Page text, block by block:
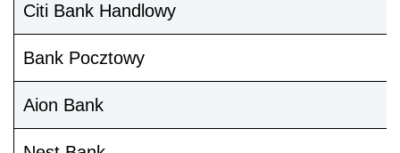
Citi Bank Handlowy
Bank Pocztowy
Aion Bank